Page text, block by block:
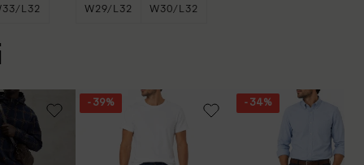
L32 W29/L32 W30/L32
- 39% - 34%